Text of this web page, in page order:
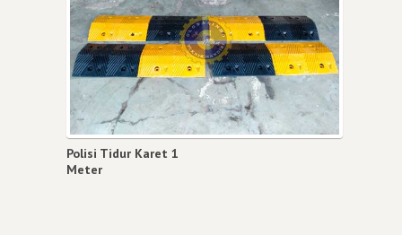
Polisi Tidur Karet 1
Meter